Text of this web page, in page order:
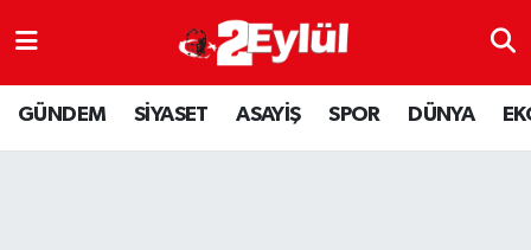
GÜNDEM SİYASET ASAYİŞ SPOR DÜNYA
ASAYİŞ
DÜNYA
Nöbetçi Eczaneler
Hava Durumu